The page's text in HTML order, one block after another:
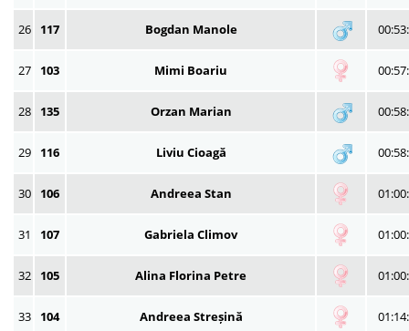
26 117 Bogdan Manole
27 103 Mimi Boariu
28 135 Orzan Marian
29 116 Liviu Cioagă
30 106 Andreea Stan
31 107 Gabriela Climov
32 105 Alina Florina Petre
33 104 Andreea Streșină